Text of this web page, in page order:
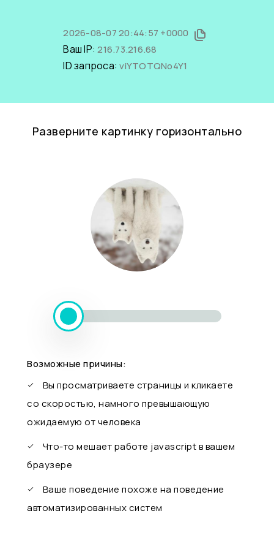
2026-08-07 20:44:57 +0000
Ваш IP:216.73.216.68
ID запроса:viYTOTQNo4Y1
Разверните картинку горизонтально
Возможные причины:
Вы просматриваете страницы и кликаете
со скоростью, намного превышающую
ожидаемую от человека
Что-то мешает работе javascript в вашем
браузере
Ваше поведение похоже на поведение
автоматизированных систем